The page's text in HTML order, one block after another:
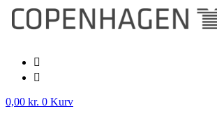
Videre
indhold
0,00 kr. 0 Kurv